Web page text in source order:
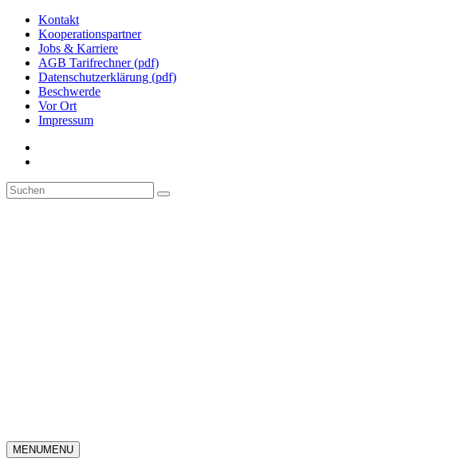
Kontakt
Kooperationspartner
Jobs & Karriere
AGB Tarifrechner (pdf)
Datenschutzerklärung (pdf)
Beschwerde
Vor Ort
Impressum
MENUMENU